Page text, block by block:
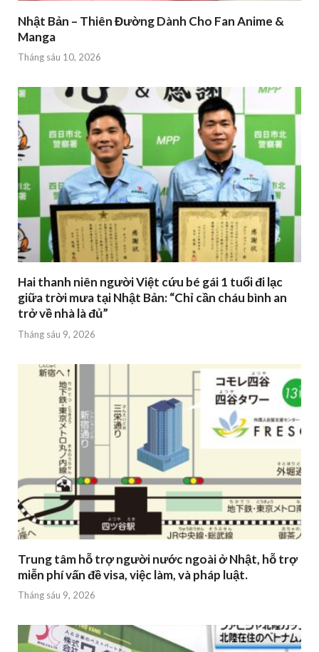
Nhật Bản – Thiên Đường Dành Cho Fan Anime &
Manga
Tháng sáu 10, 2026
Hai thanh niên người Việt cứu bé gái 1 tuổi đi lạc
giữa trời mưa tại Nhật Bản: “Chỉ cần cháu bình an
trở về nhà là đủ”
Tháng sáu 9, 2026
Trung tâm hỗ trợ người nước ngoài ở Nhật, hỗ trợ
miễn phí vấn đề visa, việc làm, và pháp luật.
Tháng sáu 9, 2026